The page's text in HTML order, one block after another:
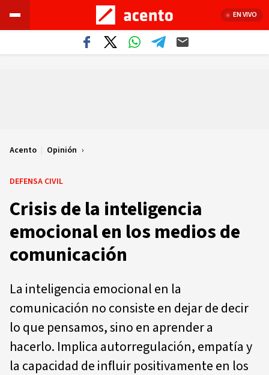
EN VIVO
Acento | Opinión
DEFENSA CIVIL
Crisis de la inteligencia
emocional en los medios de
comunicación
La inteligencia emocional en la
comunicación no consiste en dejar de decir
lo que pensamos, sino en aprender a
hacerlo. Implica autorregulación, empatía y
la capacidad de influir positivamente en los